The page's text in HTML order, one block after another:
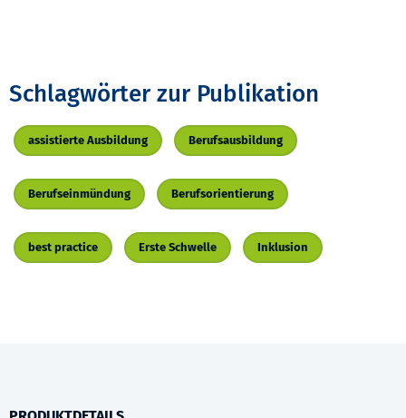
Schlagwörter zur Publikation
assistierte Ausbildung Berufsausbildung
Berufseinmündung Berufsorientierung
best practice Erste Schwelle Inklusion